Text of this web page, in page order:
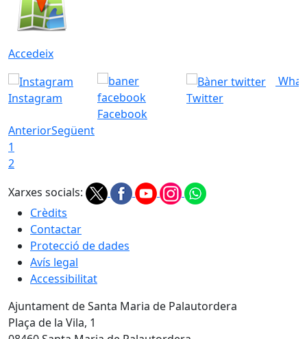
Accedeix
Instagram
Facebook
Twitter
AnteriorSegüent
1
2
Xarxes socials:
Crèdits
Contactar
Protecció de dades
Avís legal
Accessibilitat
Ajuntament de Santa Maria de Palautordera
Plaça de la Vila, 1